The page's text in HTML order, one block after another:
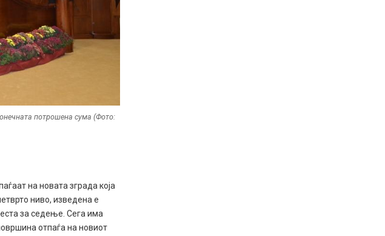
потрошена сума (Фото:
на новата зграда која
ниво, изведена е
за седење. Сега има
отпаѓа на новиот